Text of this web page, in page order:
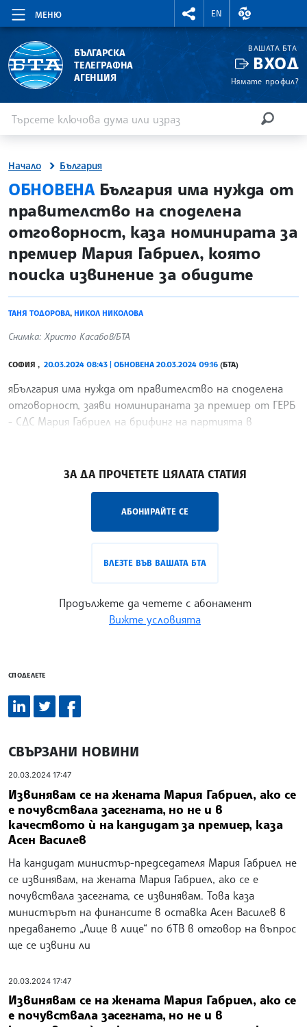
МЕНЮ
RIGHTMENU.SOCIAL
EN
ВАЛУТНИ
БЪЛГАРСКА
ТЕЛЕГРАФНА
АГЕНЦИЯ
ВАШАТА БТА
ВХОД
Нямате профил?
Начало България
site.bta
ОБНОВЕНАБългария има нужда от
правителство на споделена
отговорност, каза номинирата за
премиер Мария Габриел, която
поиска извинение за обидите
ТАНЯ ТОДОРОВА, НИКОЛ НИКОЛОВА
Снимка: Христо Касабов/БТА
СОФИЯ , 20.03.2024 08:43 | ОБНОВЕНА 20.03.2024 09:16 (БТА)
яБългария има нужда от правителство на споделена
отговорност, заяви номинираната за премиер от ГЕРБ
- СДС Мария Габриел на брифинг на партията в
ЗА ДА ПРОЧЕТЕТЕ ЦЯЛАТА СТАТИЯ
АБОНИРАЙТЕ СЕ
ВЛЕЗТЕ ВЪВ ВАШАТА БТА
Продължете да четете с абонамент
Вижте условията
СПОДЕЛЕТЕ
СВЪРЗАНИ НОВИНИ
20.03.2024 17:47
Извинявам се на жената Мария Габриел, ако се
е почувствала засегната, но не и в
качеството ѝ на кандидат за премиер, каза
Асен Василев
На кандидат министър-председателя Мария Габриел не
се извинявам, на жената Мария Габриел, ако се е
почувствала засегната, се извинявам. Това каза
министърът на финансите в оставка Асен Василев в
предаването „Лице в лице“ по бТВ в отговор на въпрос
ще се извини ли
20.03.2024 17:47
Извинявам се на жената Мария Габриел, ако се
е почувствала засегната, но не и в